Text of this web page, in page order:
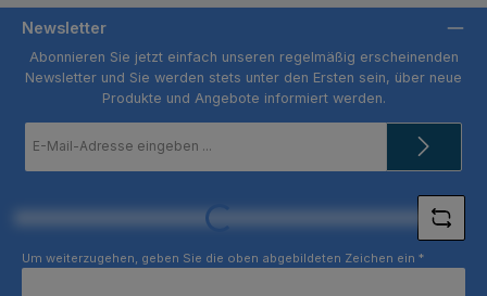
Newsletter
Abonnieren Sie jetzt einfach unseren regelmäßig erscheinenden
Newsletter und Sie werden stets unter den Ersten sein, über neue
Produkte und Angebote informiert werden.
Mail-
Loading...
Um weiterzugehen, geben Sie die oben abgebildeten Zeichen ein *